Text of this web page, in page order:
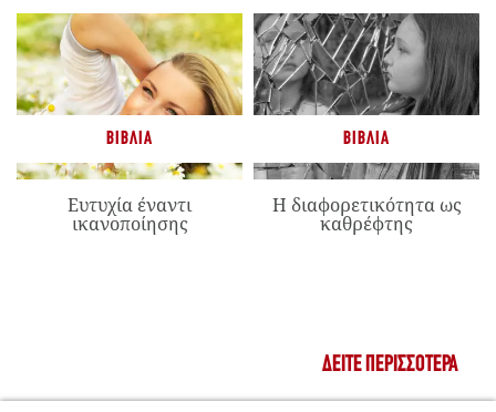
ΒΙΒΛΊΑ
Ευτυχία έναντι
ικανοποίησης
ΒΙΒΛΊΑ
Η διαφορετικότητα ως
καθρέφτης
ΔΕΊΤΕ ΠΕΡΙΣΣΌΤΕΡΑ